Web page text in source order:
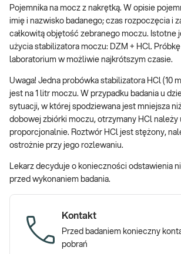
Pojemnika na mocz z nakrętką. W opisie
imię i nazwisko badanego; czas rozpoczęcia i
całkowitą objętość zebranego moczu. Istotne
użycia stabilizatora moczu: DZM + HCl.
laboratorium w możliwie najkrótszym czasie.
Uwaga! Jedna probówka stabilizatora HCl (10
jest na 1 litr moczu. W przypadku badania u
sytuacji, w której spodziewana jest mniejsza
dobowej zbiórki moczu, otrzymany HCl należy
proporcjonalnie. Roztwór HCl jest stężony,
ostrożnie przy jego rozlewaniu.
Lekarz decyduje o konieczności odstawienia
przed wykonaniem badania.
Kontakt
Przed badaniem konieczny
pobrań